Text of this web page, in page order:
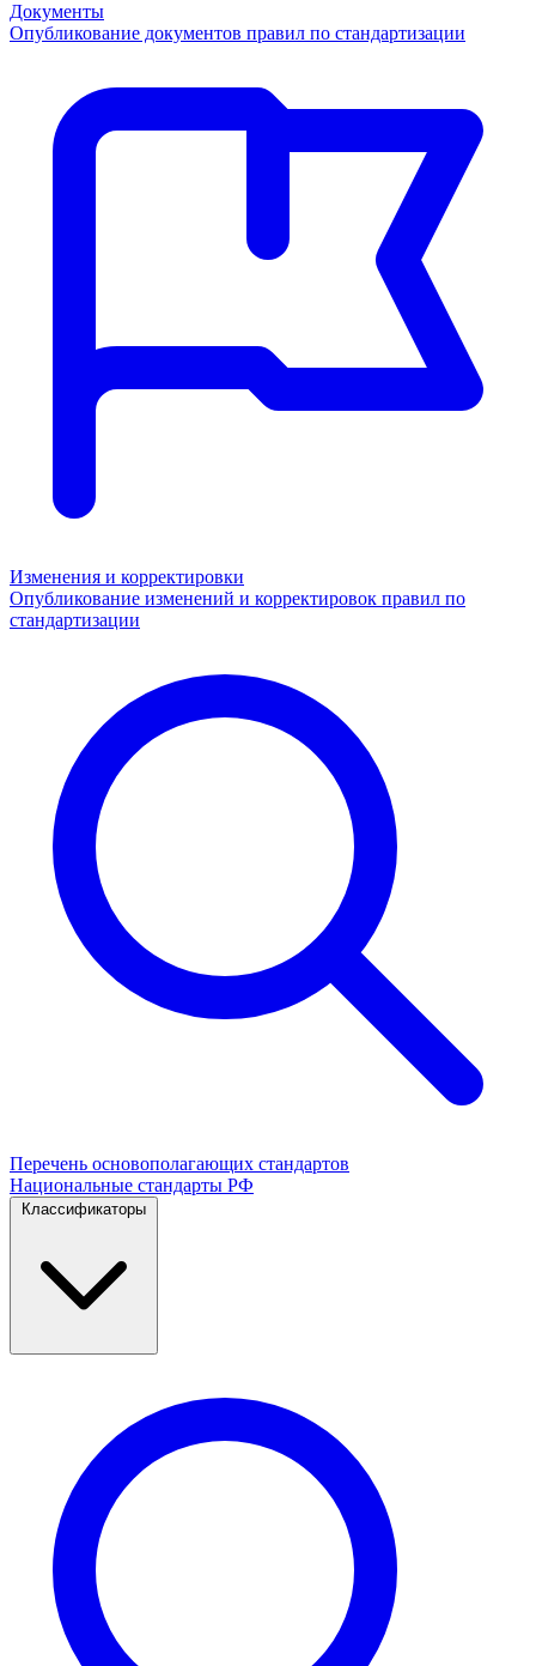
Документы
Опубликование документов правил по стандартизации
Изменения и корректировки
Опубликование изменений и корректировок правил по
стандартизации
Перечень основополагающих стандартов
Национальные стандарты РФ
Классификаторы